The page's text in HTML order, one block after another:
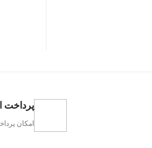
پرداخت
امکان